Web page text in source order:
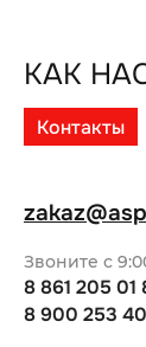
КАК
Контакты
Звоните с
8 861 205 01
8 900 253